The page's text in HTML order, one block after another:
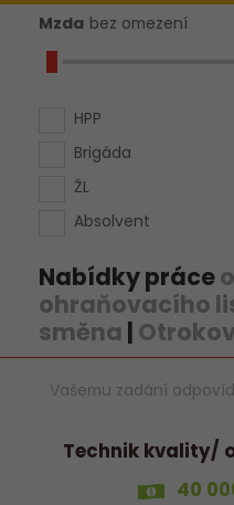
Mzda bez omezení
HPP
Brigáda
ŽL
Absolvent
Nabídky práce
ohraňovacího
směna |
Vašemu zadání
Technik kvality/
40